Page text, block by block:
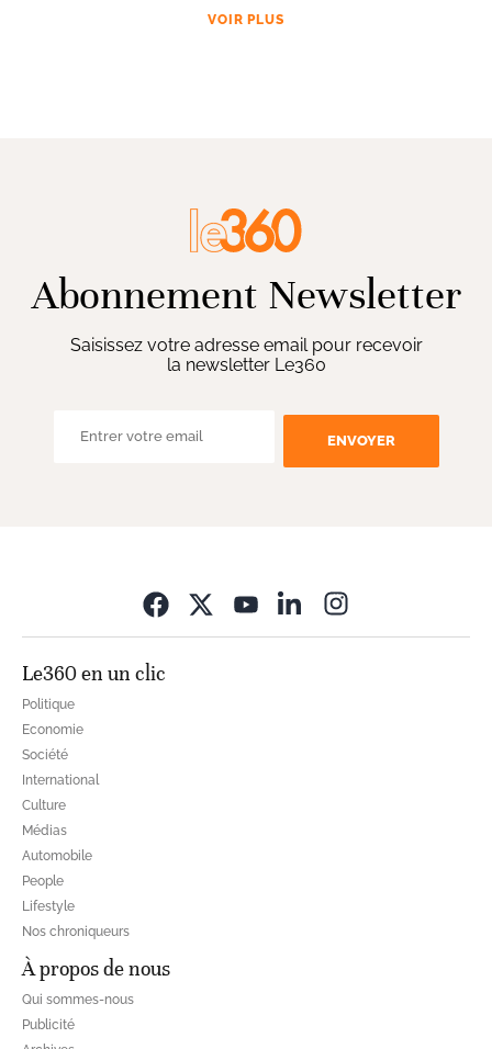
VOIR PLUS
Abonnement Newsletter
Saisissez votre adresse email pour recevoir
la newsletter Le360
ENVOYER
Le360 en un clic
Politique
Economie
Société
International
Culture
Médias
Automobile
People
Lifestyle
Nos chroniqueurs
À propos de nous
Qui sommes-nous
Publicité